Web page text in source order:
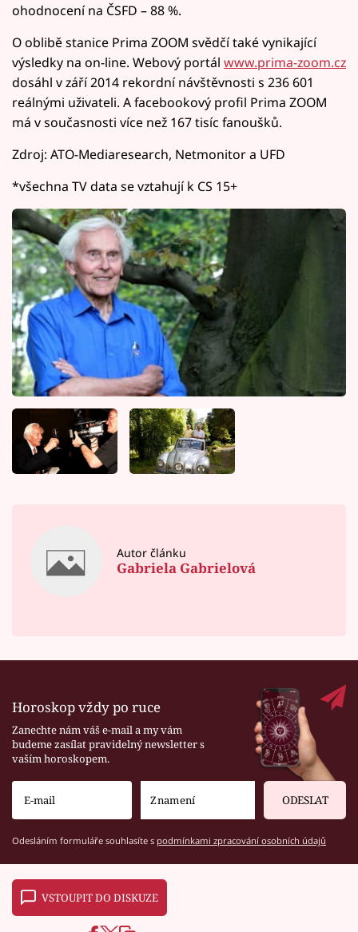
ohodnocení na ČSFD – 88 %.
O oblibě stanice Prima ZOOM svědčí také vynikající
výsledky na on-line. Webový portál www.prima-zoom.cz
dosáhl v září 2014 rekordní návštěvnosti s 236 601
reálnými uživateli. A facebookový profil Prima ZOOM
má v současnosti více než 167 tisíc fanoušků.
Zdroj: ATO-Mediaresearch, Netmonitor a UFD
*všechna TV data se vztahují k CS 15+
Autor článku
Gabriela Gabrielová
Horoskop vždy po ruce
Zanechte nám váš e-mail a my vám
budeme zasílat pravidelný newsletter s
vaším horoskopem.
ODESLAT
Odesláním formuláře souhlasíte s podmínkami zpracování osobních údajů
VSTOUPIT DO DISKUZE